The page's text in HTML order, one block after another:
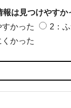
報は見つけやすか
かった
2：
かった